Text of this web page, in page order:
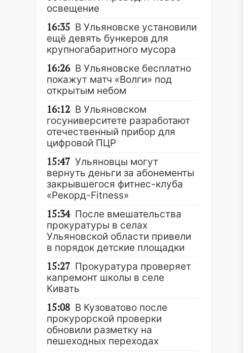
освещение
16:35 В Ульяновске установили
ещё девять бункеров для
крупногабаритного мусора
16:26 В Ульяновске бесплатно
покажут матч «Волги» под
открытым небом
16:12 В Ульяновском
госуниверситете разработают
отечественный прибор для
цифровой ПЦР
15:47 Ульяновцы могут
вернуть деньги за абонементы
закрывшегося фитнес-клуба
«Рекорд-Fitness»
15:34 После вмешательства
прокуратуры в селах
Ульяновской области привели
в порядок детские площадки
15:27 Прокуратура проверяет
капремонт школы в селе
Кивать
15:08 В Кузоватово после
прокурорской проверки
обновили разметку на
пешеходных переходах